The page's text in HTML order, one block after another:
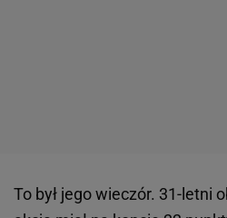
To był jego wieczór. 31-letni